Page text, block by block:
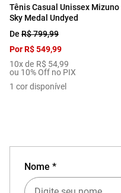
Tênis Casual Unissex Mizuno
Sky Medal Undyed
De R$799,99
PorR$549,99
10x de R$ 54,99
ou 10% Off no PIX
1 cor disponível
Nome *